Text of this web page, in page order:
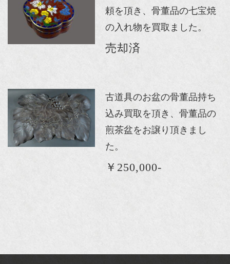
頼を頂き、骨董品の七宝焼
の入れ物を買取ました。
売却済
古道具のお盆の骨董品持ち
込み買取を頂き、骨董品の
煎茶盆をお譲り頂きまし
た。
￥250,000-